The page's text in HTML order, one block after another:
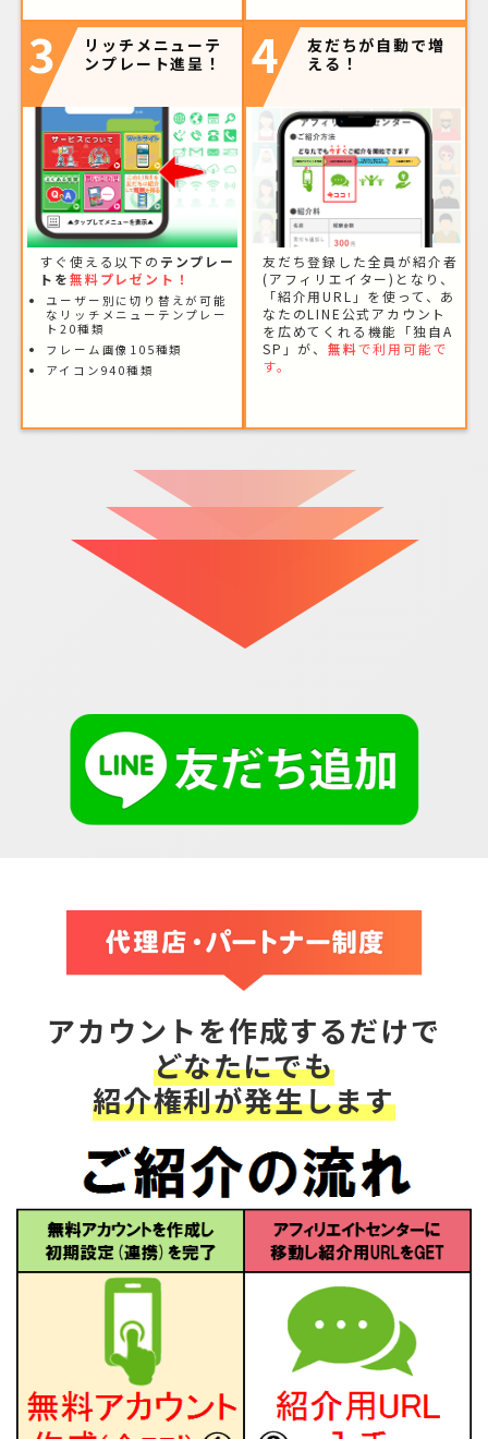
3
リッチメニューテ
ンプレート進呈！
すぐ使える以下の テンプレー
トを無料プレゼント！
ユーザー別に切り替えが可能
なリッチメニューテンプレー
ト20種類
フレーム画像105種類
アイコン940種類
4
友だちが自動で増
える！
友だち登録した全員が紹介者
(アフィリエイター)となり、
「紹介用URL」を使って、あ
なたのLINE公式アカウント
を広めてくれる機能「独自A
SP」が、 無料で利用可能で
す。
アカウントを作成するだけで
どなたにでも
紹介権利が発生します